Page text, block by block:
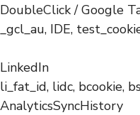
DoubleClick / Google
_gcl_au, IDE,
LinkedIn
li_fat_id, lidc, bcookie,
AnalyticsSyncHistory